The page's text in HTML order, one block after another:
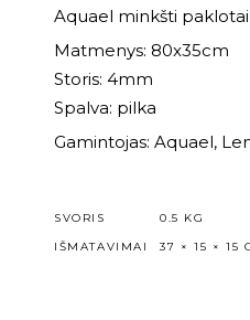
Aquael minkšti
Matmenys: 80x35cm
Storis: 4mm
Spalva: pilka
Gamintojas: Aquael,
SVORIS
0.5 KG
IŠMATAVIMAI
37 × 15 × 15